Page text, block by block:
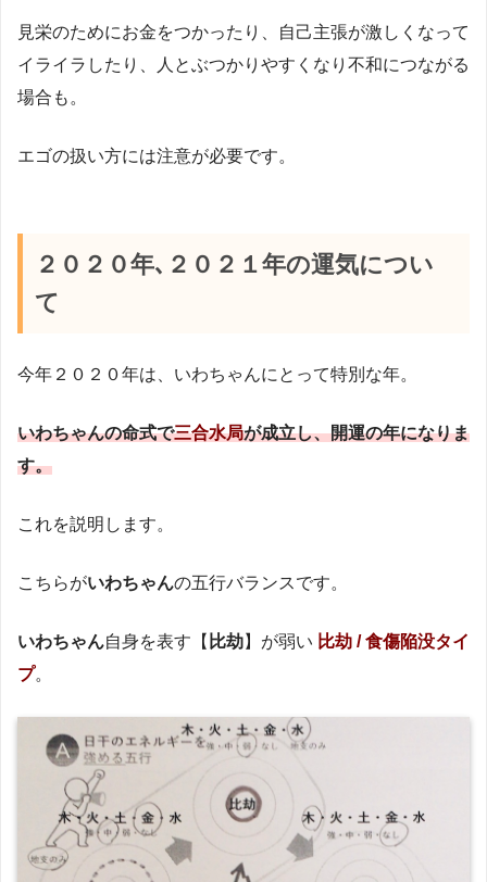
見栄のためにお金をつかったり、自己主張が激しくなって
イライラしたり、人とぶつかりやすくなり不和につながる
場合も。
エゴの扱い方には注意が必要です。
２０２０年､２０２１年の運気につい
て
今年２０２０年は、いわちゃんにとって特別な年。
いわちゃんの命式で三合水局が成立し、開運の年になりま
す。
これを説明します。
こちらがいわちゃんの五行バランスです。
いわちゃん自身を表す【 比劫】が弱い 比劫 / 食傷陥没タイ
プ。